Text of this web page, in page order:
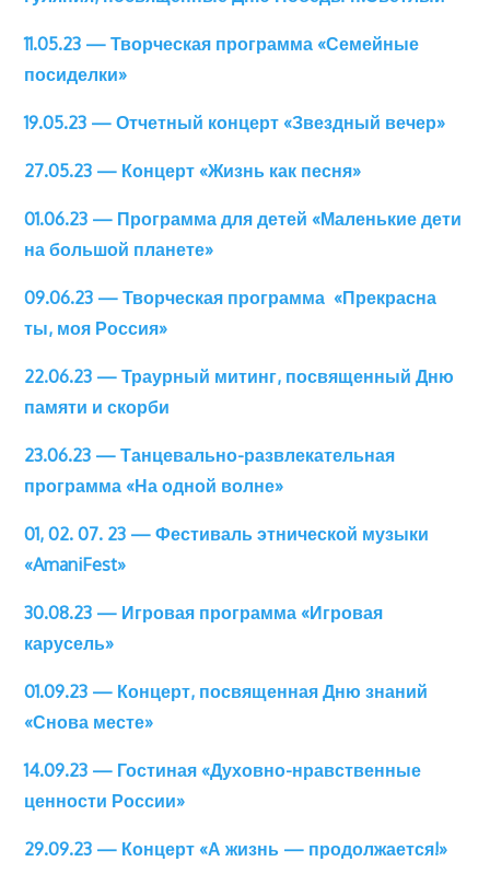
11.05.23 — Творческая программа «Семейные
посиделки»
19.05.23 — Отчетный концерт «Звездный вечер»
27.05.23 — Концерт «Жизнь как песня»
01.06.23 — Программа для детей «Маленькие дети
на большой планете»
09.06.23 — Творческая программа «Прекрасна
ты, моя Россия»
22.06.23 — Траурный митинг, посвященный Дню
памяти и скорби
23.06.23 — Танцевально-развлекательная
программа «На одной волне»
01, 02. 07. 23 — Фестиваль этнической музыки
«AmaniFest»
30.08.23 — Игровая программа «Игровая
карусель»
01.09.23 — Концерт, посвященная Дню знаний
«Снова месте»
14.09.23 — Гостиная «Духовно-нравственные
ценности России»
29.09.23 — Концерт «А жизнь — продолжается!»